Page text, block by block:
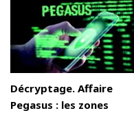
Décryptage. Affaire
Pegasus : les zones